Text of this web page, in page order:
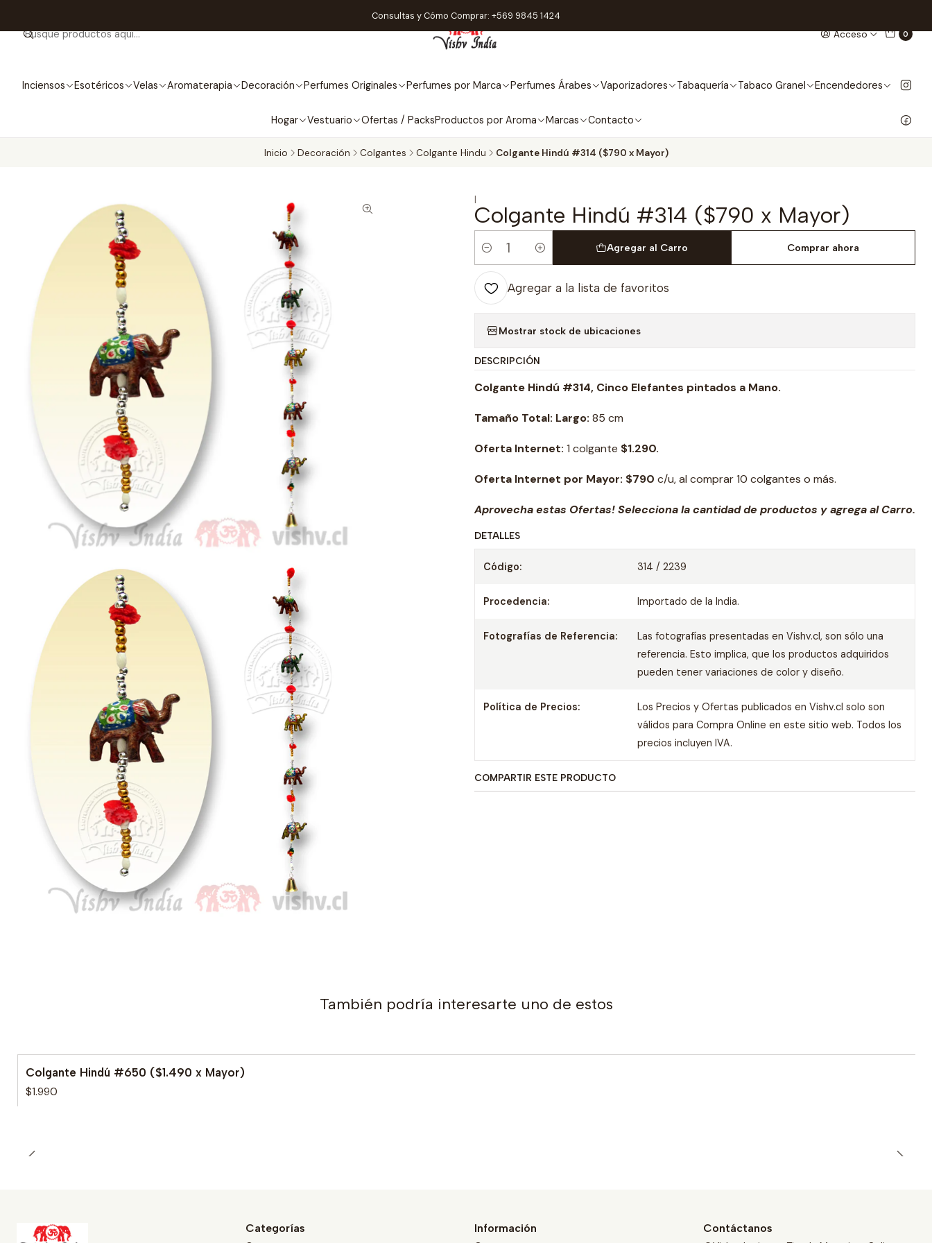
Acceso 0
Inciensos Esotéricos Velas Aromaterapia Decoración Perfumes Originales Perfumes por Marca Perfumes Árabes Vaporizadores Tabaquería Tabaco Granel Encendedores
Hogar Vestuario Ofertas / PacksProductos por Aroma Marcas Contacto
Consultas y Cómo Comprar: +569 9845 1424
Inicio Decoración Colgantes Colgante Hindu Colgante Hindú #314 ($790 x Mayor)
|
Colgante Hindú #314 ($790 x Mayor)
Cantidad
Agregar al Carro Comprar ahora
Agregar a la lista de favoritos
Mostrar stock de ubicaciones
DESCRIPCIÓN
Colgante Hindú #314, Cinco Elefantes pintados a Mano.
Tamaño Total: Largo: 85 cm
Oferta Internet: 1 colgante $1.290.
Oferta Internet por Mayor: $790 c/u, al comprar 10 colgantes o más.
Aprovecha estas Ofertas! Selecciona la cantidad de productos y agrega al Carro.
DETALLES
Código: 314 / 2239
Procedencia: Importado de la India.
Fotografías de Referencia:
Las fotografías presentadas en Vishv.cl, son sólo una
referencia. Esto implica, que los productos adquiridos
pueden tener variaciones de color y diseño.
Política de Precios:
Los Precios y Ofertas publicados en Vishv.cl solo son
válidos para Compra Online en este sitio web. Todos los
precios incluyen IVA.
COMPARTIR ESTE PRODUCTO
También podría interesarte uno de estos
Colgante Hindú #650 ($1.490 x Mayor)
$1.990
Categorías Información Contáctanos